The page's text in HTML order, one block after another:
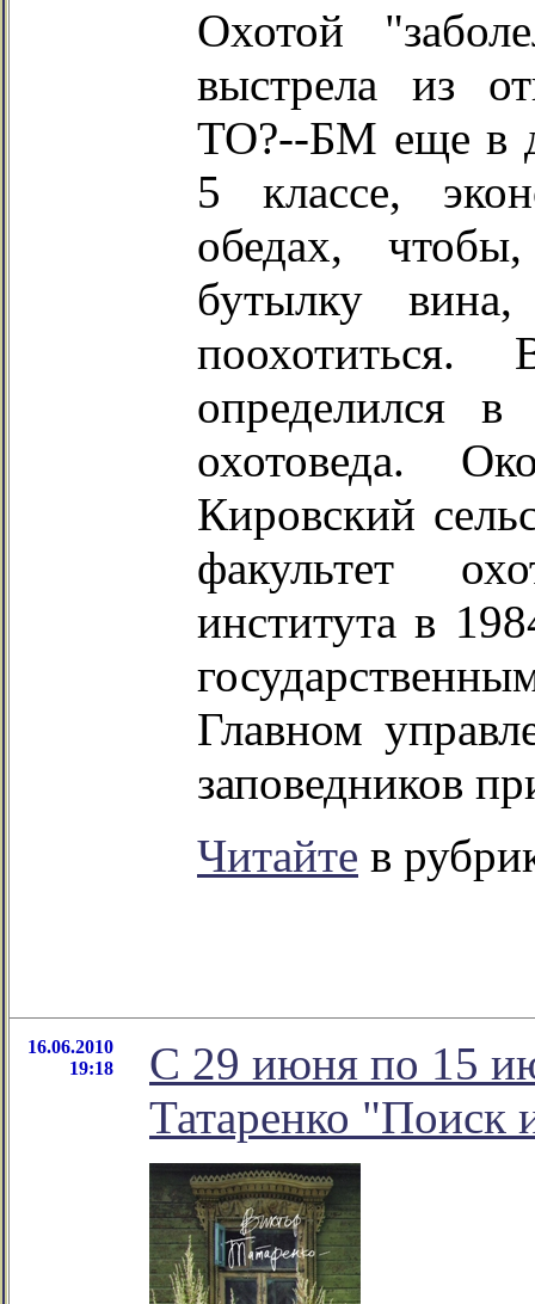
Охотой
выстрела из
ТО?--БМ еще в
5 классе,
обедах,
бутылку
определился
охотоведа.
Кировский
факультет
института в
Главном
заповедников
Читайте в
16.06.2010
19:18
C 29 июня по 15
Татаренко "Поиск